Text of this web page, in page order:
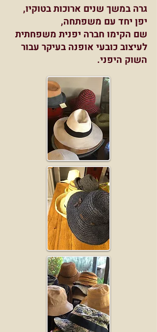
גרה במשך שנים ארוכות בטוקיו,
יפן יחד עם משפתחה,
שם הקימו חברה יפנית משפחתית
לעיצוב כובעי אופנה בעיקר עבור
השוק היפני.